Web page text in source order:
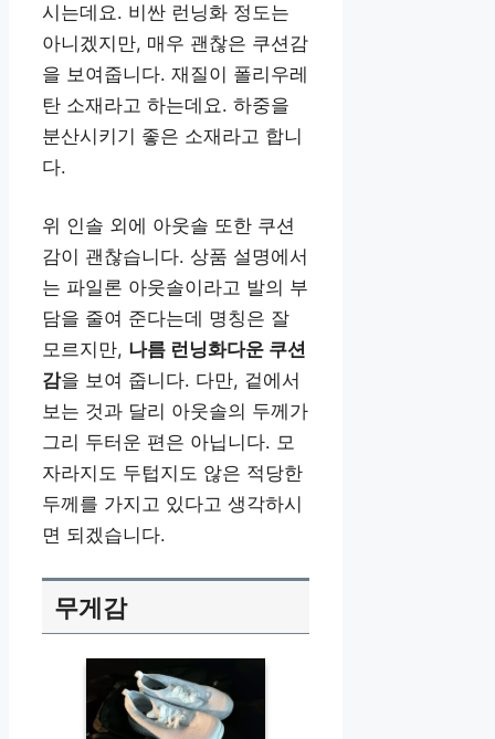
시는데요. 비싼 런닝화 정도는
아니겠지만, 매우 괜찮은 쿠션감
을 보여줍니다. 재질이 폴리우레
탄 소재라고 하는데요. 하중을
분산시키기 좋은 소재라고 합니
다.
위 인솔 외에 아웃솔 또한 쿠션
감이 괜찮습니다. 상품 설명에서
는 파일론 아웃솔이라고 발의 부
담을 줄여 준다는데 명칭은 잘
모르지만, 나름 런닝화다운 쿠션
감을 보여 줍니다. 다만, 겉에서
보는 것과 달리 아웃솔의 두께가
그리 두터운 편은 아닙니다. 모
자라지도 두텁지도 않은 적당한
두께를 가지고 있다고 생각하시
면 되겠습니다.
무게감